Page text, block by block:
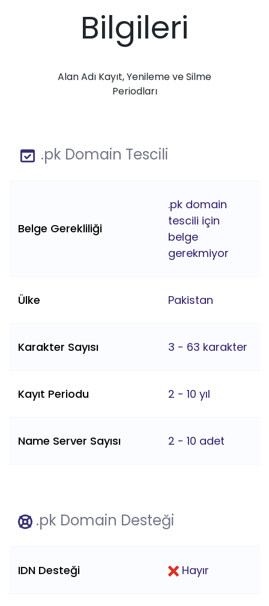
Bilgileri
Alan Adı Kayıt, Yenileme ve Silme
Periodları
.pk Domain Tescili
Belge Gerekliliği
.pk domain
tescili için
belge
gerekmiyor
Ülke Pakistan
Karakter Sayısı 3 - 63 karakter
Kayıt Periodu 2 - 10 yıl
Name Server Sayısı 2 - 10 adet
.pk Domain Desteği
IDN Desteği Hayır